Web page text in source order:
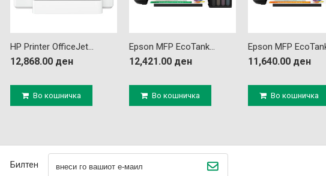
HP Printer OfficeJet...
12,868.00 ден
Во кошничка
Epson MFP EcoTank...
12,421.00 ден
Во кошничка
Epson MFP
11,640.00 ден
Во кошничка
Билтен